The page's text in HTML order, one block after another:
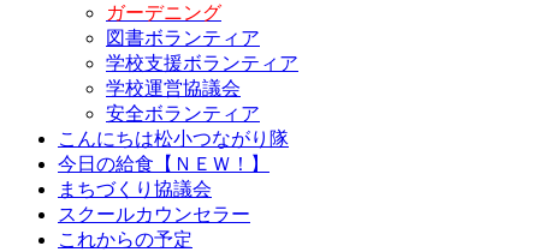
ガーデニング
図書ボランティア
学校支援ボランティア
学校運営協議会
安全ボランティア
こんにちは松小つながり隊
今日の給食【ＮＥＷ！】
まちづくり協議会
スクールカウンセラー
これからの予定